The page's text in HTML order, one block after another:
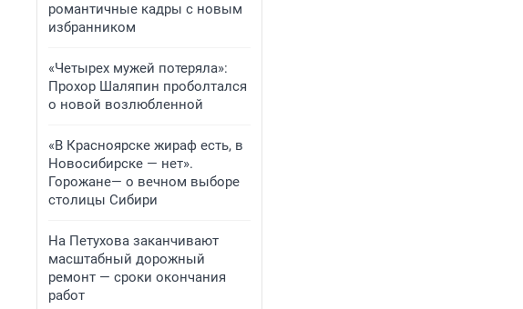
романтичные кадры с новым
избранником
«Четырех мужей потеряла»:
Прохор Шаляпин проболтался
о новой возлюбленной
«В Красноярске жираф есть, в
Новосибирске — нет».
Горожане— о вечном выборе
столицы Сибири
На Петухова заканчивают
масштабный дорожный
ремонт — сроки окончания
работ